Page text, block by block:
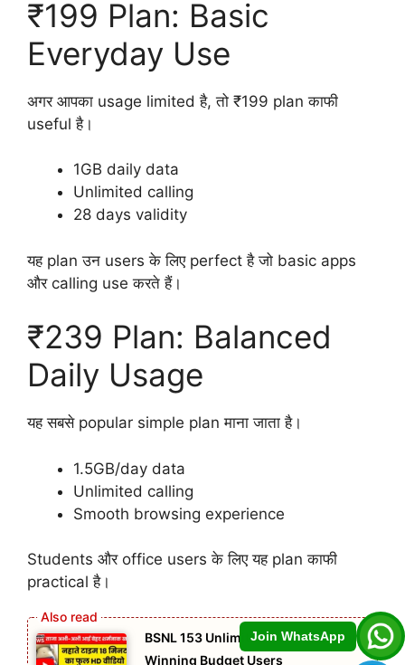
Join WhatsApp
₹199 Plan: Basic
Everyday Use
अगर आपका usage limited है, तो ₹199 plan काफी
useful है।
1GB daily data
Unlimited calling
28 days validity
यह plan उन users के लिए perfect है जो basic apps
और calling use करते हैं।
₹239 Plan: Balanced
Daily Usage
यह सबसे popular simple plan माना जाता है।
1.5GB/day data
Unlimited calling
Smooth browsing experience
Students और office users के लिए यह plan काफी
practical है।
BSNL 153 Unlimited Plan Is Quietly
Winning Budget Users